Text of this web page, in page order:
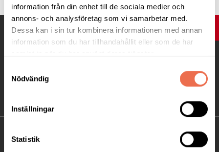
information från din enhet till de sociala medier och
annons- och analysföretag som vi samarbetar med.
Dessa kan i sin tur kombinera informationen med annan
information som du har tillhandahållit eller som de har
Nödvändig
Inställningar
Statistik
UPP
KONTAKT